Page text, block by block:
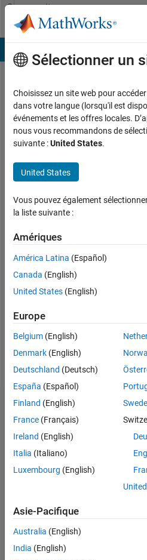
Passer au contenu
Community
Profile
Mustafa
Alhandhali
Last
environ
6 ans il
|
depuis
2018
Followers:
0
Follow
Tableau de bord
Statistiques
MATLAB Answers
CONTRIBUTIONS 3
4
5
Sélectionner un
Choisissez un site web pour
dans votre langue (lorsqu'il est
événements et les offres locales.
nous vous recommandons de
suivante :United States.
United States
Vous pouvez également
la liste suivante :
Amériques
América Latina (Español)
Canada (English)
United States (English)
Europe
Belgium (English)
Denmark (English)
Deutschland (Deutsch)
España (Español)
Finland (English)
France (Français)
Ireland (English)
Italia (Italiano)
Luxembourg (English)
Asie-Pacifique
Australia (English)
India (English)